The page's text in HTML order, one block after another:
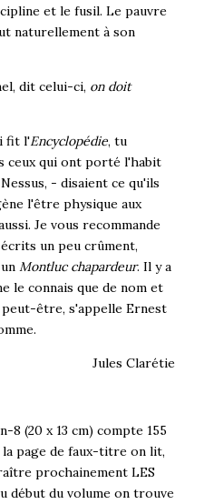
et le fusil. Le pauvre
naturellement à son
dit celui-ci, on doit
fit l'Encyclopédie, tu
ceux qui ont porté l'habit
- disaient ce qu'ils
l'être physique aux
Je vous recommande
un peu crûment,
Montluc chapardeur. Il y a
le connais que de nom et
être, s'appelle Ernest
Jules Clarétie
8 (20 x 13 cm) compte 155
page de faux-titre on lit,
prochainement LES
début du volume on trouve